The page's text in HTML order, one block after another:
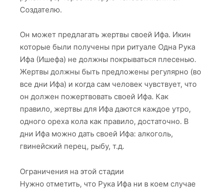
Создателю.
Он может предлагать жертвы своей Ифа. Икин
которые были получены при ритуале Одна Рука
Ифа (Ишефа) не должны покрываться плесенью.
Жертвы должны быть предложены регулярно (во
все дни Ифа) и когда сам человек чувствует, что
он должен пожертвовать своей Ифа. Как
правило, жертвы для Ифа даются каждое утро,
одного ореха кола как правило, достаточно. В
дни Ифа можно дать своей Ифа: алкоголь,
гвинейский перец, рыбу, т.д.
Ограничения на этой стадии
Нужно отметить, что Рука Ифа ни в коем случае